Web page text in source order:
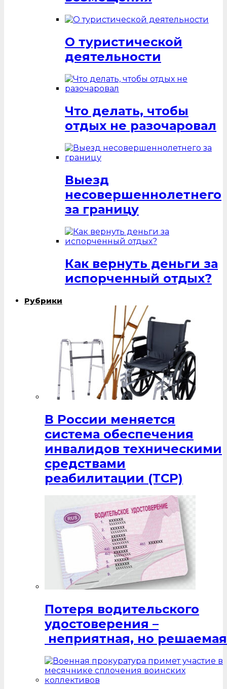
О туристической
деятельности
Что делать, чтобы
отдых не разочаровал
Выезд
несовершеннолетнего
за границу
Как вернуть деньги за
испорченный отдых?
Рубрики
В России меняется
система обеспечения
инвалидов техническими
средствами
реабилитации (ТСР)
Потеря водительского
удостоверения –
неприятная, но